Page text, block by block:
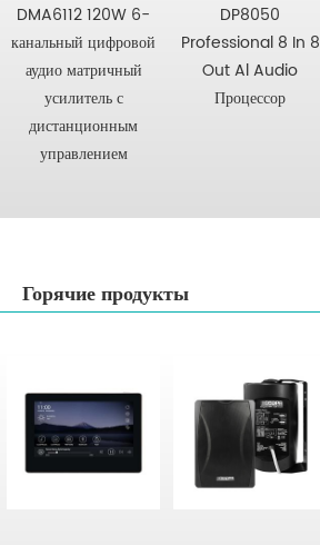
DMA6112 120W 6-
канальный цифровой
аудио матричный
усилитель с
дистанционным
управлением
DP8050
Professional 8 In 8
Out Al Audio
Процессор
Горячие продукты